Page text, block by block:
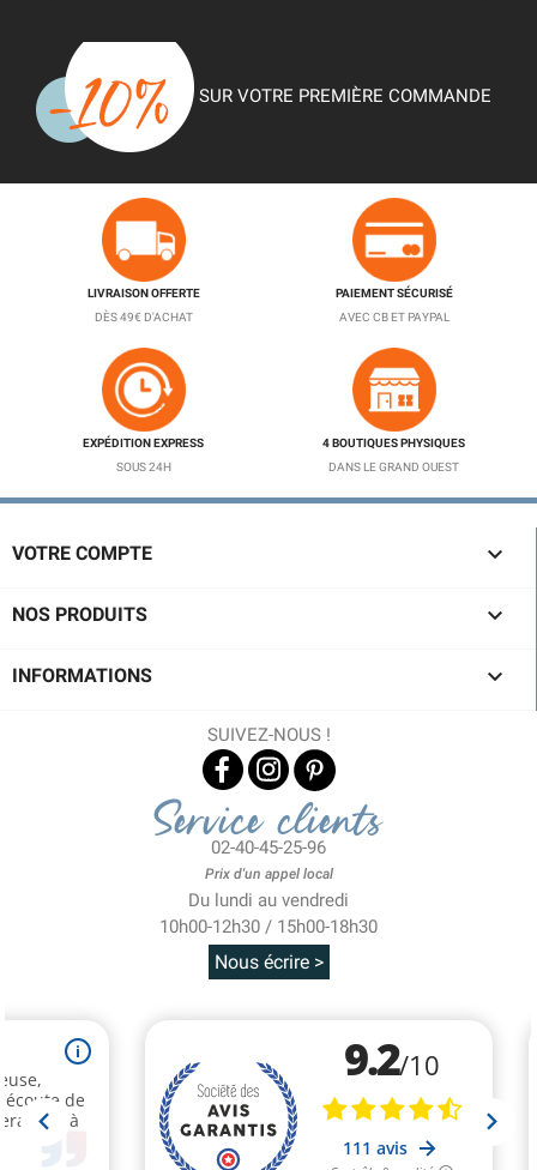
SUR VOTRE PREMIÈRE COMMANDE
LIVRAISON OFFERTE
DÈS 49€ D'ACHAT
PAIEMENT SÉCURISÉ
AVEC CB ET PAYPAL
EXPÉDITION EXPRESS
SOUS 24H
4 BOUTIQUES PHYSIQUES
DANS LE GRAND OUEST
VOTRE COMPTE 
NOS PRODUITS 
INFORMATIONS 
SUIVEZ-NOUS !
Service clients
02-40-45-25-96
Prix d'un appel local
Du lundi au vendredi
10h00-12h30 / 15h00-18h30
Nous écrire >